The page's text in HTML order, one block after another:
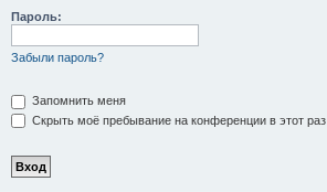
Пароль:
Забыли пароль?
Запомнить меня
Скрыть моё пребывание на конференции в этот раз